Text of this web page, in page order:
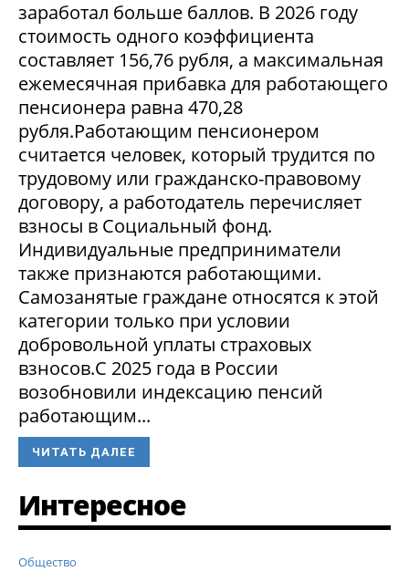
заработал больше баллов. В 2026 году
стоимость одного коэффициента
составляет 156,76 рубля, а максимальная
ежемесячная прибавка для работающего
пенсионера равна 470,28
рубля.Работающим пенсионером
считается человек, который трудится по
трудовому или гражданско-правовому
договору, а работодатель перечисляет
взносы в Социальный фонд.
Индивидуальные предприниматели
также признаются работающими.
Самозанятые граждане относятся к этой
категории только при условии
добровольной уплаты страховых
взносов.С 2025 года в России
возобновили индексацию пенсий
работающим...
ЧИТАТЬ ДАЛЕЕ
Интересное
Общество